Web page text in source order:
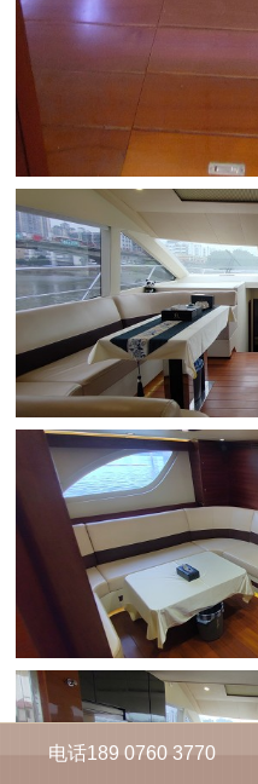
电话189 0760 3770